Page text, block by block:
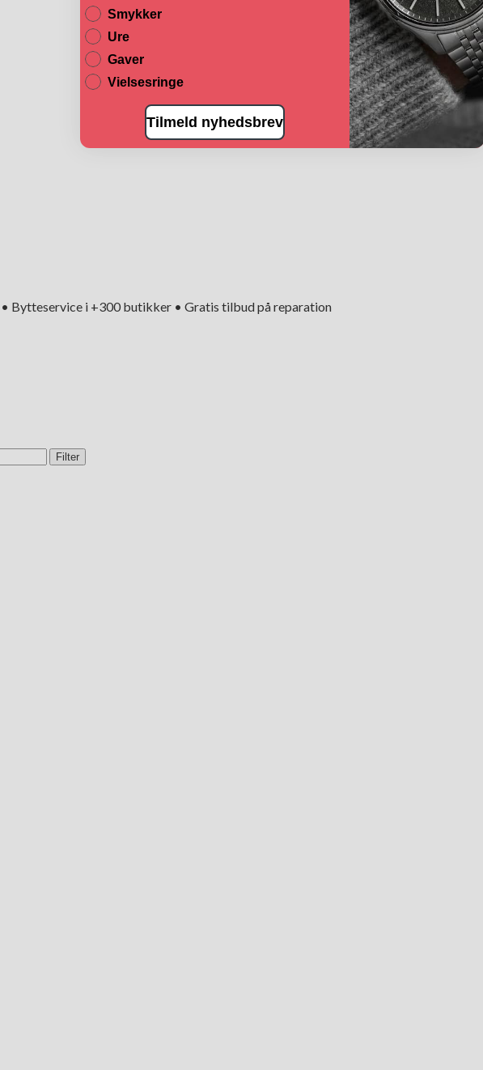
Bytteservice i +300 butikker • Gratis tilbud på reparation
Filter
Smykker
Ure
Gaver
Vielsesringe
Tilmeld nyhedsbrev